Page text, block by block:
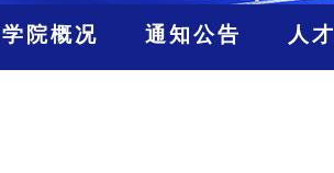
学院概况 通知公告 人